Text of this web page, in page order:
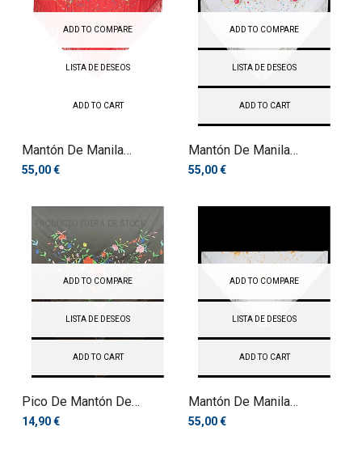
ADD TO COMPARE
LISTA DE DESEOS
ADD TO CART
Mantón De Manila
Bordado A...
55,00 €
ADD TO COMPARE
LISTA DE DESEOS
ADD TO CART
Mantón De Manila
Bordado A...
55,00 €
PRODUCTO FUERA DE STOCK
ADD TO COMPARE
LISTA DE DESEOS
ADD TO CART
Pico De Mantón De
Manila...
14,90 €
ADD TO COMPARE
LISTA DE DESEOS
ADD TO CART
Mantón De Manila
Bordado A...
55,00 €